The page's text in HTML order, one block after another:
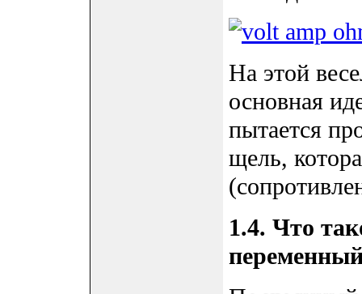
На этой
основная
пытается
щель,
1.4. Что